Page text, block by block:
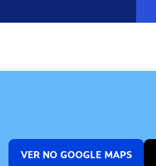
VER NO GOOGLE MAPS